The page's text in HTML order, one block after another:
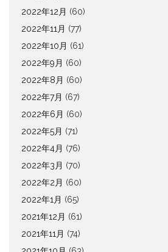
2022年12月 (60)
2022年11月 (77)
2022年10月 (61)
2022年9月 (60)
2022年8月 (60)
2022年7月 (67)
2022年6月 (60)
2022年5月 (71)
2022年4月 (76)
2022年3月 (70)
2022年2月 (60)
2022年1月 (65)
2021年12月 (61)
2021年11月 (74)